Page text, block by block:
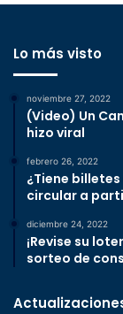
Lo más visto
noviembre 27, 2022
(Video) Un
hizo viral
febrero 26, 2022
¿Tiene
circular a
diciembre 24, 2022
¡Revise su
sorteo de